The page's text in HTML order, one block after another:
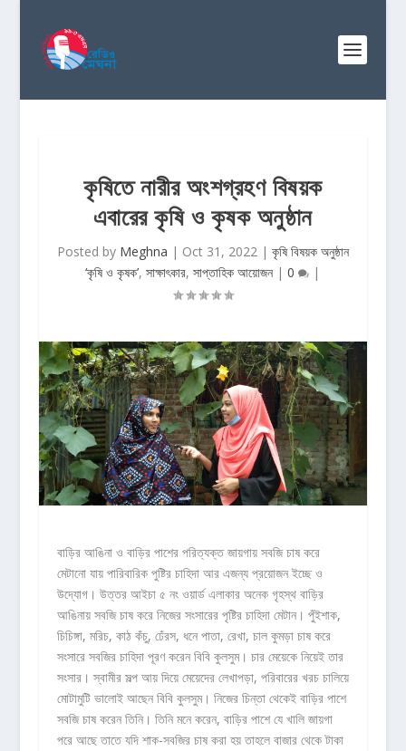
কৃষিতে নারীর অংশগ্রহণ বিষয়ক
এবারের কৃষি ও কৃষক অনুষ্ঠান
Posted by Meghna | Oct 31, 2022| কৃষি বিষয়ক অনুষ্ঠান
‘কৃষি ও কৃষক’,সাক্ষাৎকার,সাপ্তাহিক আয়োজন|0 |
বাড়ির আঙিনা ও বাড়ির পাশের পরিত্যক্ত জায়গায় সবজি চাষ করে
মেটানো যায় পারিবারিক পুষ্টির চাহিদা আর এজন্য প্রয়োজন ইচ্ছে ও
উদ্যোগ। উত্তর আইচা ৫ নং ওয়ার্ড এলাকার অনেক গৃহস্থ বাড়ির
আঙিনায় সবজি চাষ করে নিজের সংসারের পৃষ্টির চাহিদা মেটান। পুঁইশাক,
চিচিঙ্গা, মরিচ, কাঠ কঁচু, ঢেঁরস, ধনে পাতা, রেখা, চাল কুমড়া চাষ করে
সংসারে সবজির চাহিদা পূরণ করেন বিবি কুলসুম। চার মেয়েকে নিয়েই তার
সংসার। স্বামীর সল্প আয় দিয়ে মেয়েদের লেখাপড়া, পরিবারের খরচ চালিয়ে
মোটামুটি ভালোই আছেন বিবি কুলসুম। নিজের চিন্তা থেকেই বাড়ির পাশে
সবজি চাষ করেন তিনি। তিনি মনে করেন, বাড়ির পাশে যে খালি জায়গা
পরে আছে তাতে যদি শাক-সবজির চাষ করা হয় তাহলে বাজার থেকে টাকা